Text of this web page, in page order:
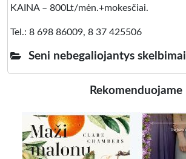
KAINA – 800Lt/mėn.+mokesčiai.
Tel.: 8 698 86009, 8 37 425506
Seni nebegaliojantys skelbimai
Rekomenduojame